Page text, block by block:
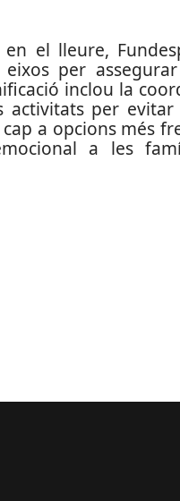
el lleure,
per
inclou la
activitats per
a opcions més
a les
reconeixen el teixit